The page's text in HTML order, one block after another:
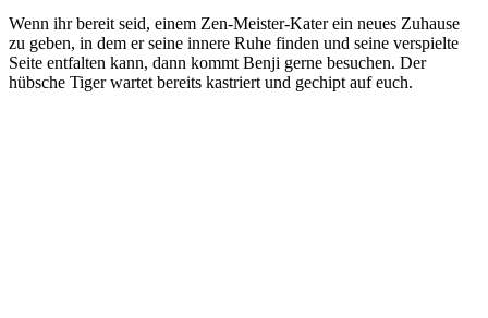
Wenn ihr bereit seid, einem Zen-Meister-Kater ein neues Zuhause
zu geben, in dem er seine innere Ruhe finden und seine verspielte
Seite entfalten kann, dann kommt Benji gerne besuchen. Der
hübsche Tiger wartet bereits kastriert und gechipt auf euch.